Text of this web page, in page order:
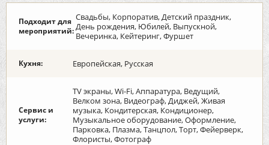
Подходит для
мероприятий:
Свадьбы, Корпоратив, Детский праздник,
День рождения, Юбилей, Выпускной,
Вечеринка, Кейтеринг, Фуршет
Кухня: Европейская, Русская
Сервис и
услуги:
TV экраны, Wi-Fi, Аппаратура, Ведущий,
Велком зона, Видеограф, Диджей, Живая
музыка, Кондитерская, Кондиционер,
Музыкальное оборудование, Оформление,
Парковка, Плазма, Танцпол, Торт, Фейерверк,
Флористы, Фотограф